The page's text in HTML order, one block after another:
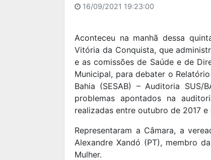
16/09/2021 19:23:00
Aconteceu na manhã dessa
Vitória da Conquista, que
e as comissões de Saúde e de
Municipal, para debater o
Bahia (SESAB) – Auditoria
problemas apontados na
realizadas entre outubro de 2017 e
Representaram a Câmara, a
Alexandre Xandó (PT), membro
Mulher.